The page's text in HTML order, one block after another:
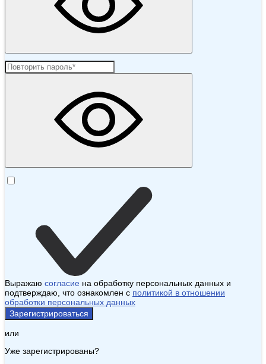
Выражаю согласие на обработку персональных данных и
подтверждаю, что ознакомлен с политикой в отношении
обработки персональных данных
Зарегистрироваться
или
Уже зарегистрированы?